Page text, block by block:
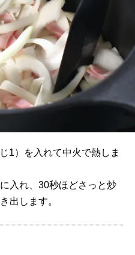
入れ、30秒ほどさっと炒
出します。